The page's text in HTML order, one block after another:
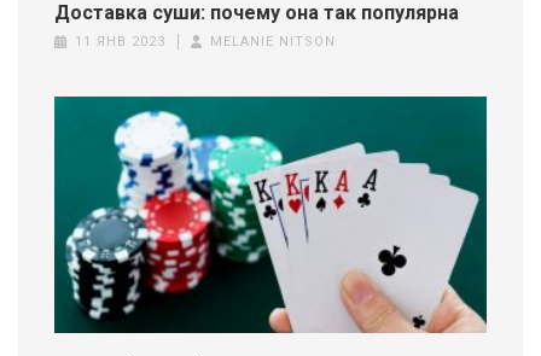
Доставка суши: почему она так популярна
11 ЯНВ 2023 MELANIE NITSON